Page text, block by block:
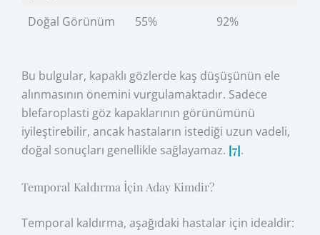
Doğal Görünüm 55% 92%
Bu bulgular, kapaklı gözlerde kaş düşüşünün ele
alınmasının önemini vurgulamaktadır. Sadece
blefaroplasti göz kapaklarının görünümünü
iyileştirebilir, ancak hastaların istediği uzun vadeli,
doğal sonuçları genellikle sağlayamaz. [7].
Temporal Kaldırma İçin Aday Kimdir?
Temporal kaldırma, aşağıdaki hastalar için idealdir: